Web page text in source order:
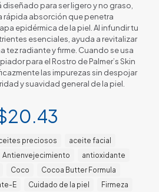
para ser ligero y no graso,
rápida absorción que penetra
epidérmica de la piel. Al infundir tu
esenciales, ayuda a revitalizar
tez radiante y firme. Cuando se usa
para el Rostro de Palmer’s Skin
las impurezas sin despojar
y suavidad general de la piel.
20.43
preciosos
aceite facial
Antienvejecimiento
antioxidante
Coco
Cocoa Butter Formula
E
Cuidado de la piel
Firmeza